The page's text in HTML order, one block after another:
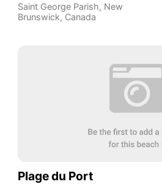
Saint George Parish, New
Brunswick, Canada
Plage du Port